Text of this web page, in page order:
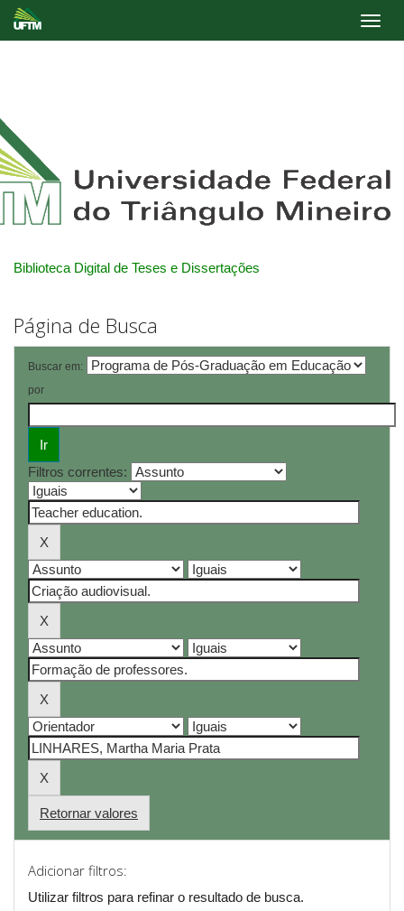
Biblioteca Digital de Teses e Dissertações
Página de Busca
Buscar em:
por
Filtros correntes:
Retornar valores
Adicionar filtros:
Utilizar filtros para refinar o resultado de busca.